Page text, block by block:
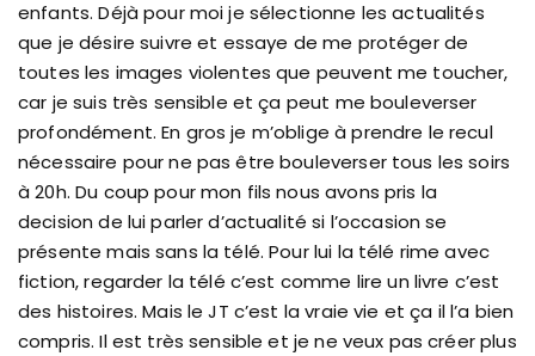
enfants. Déjà pour moi je sélectionne les actualités
que je désire suivre et essaye de me protéger de
toutes les images violentes que peuvent me toucher,
car je suis très sensible et ça peut me bouleverser
profondément. En gros je m’oblige à prendre le recul
nécessaire pour ne pas être bouleverser tous les soirs
à 20h. Du coup pour mon fils nous avons pris la
decision de lui parler d’actualité si l’occasion se
présente mais sans la télé. Pour lui la télé rime avec
fiction, regarder la télé c’est comme lire un livre c’est
des histoires. Mais le JT c’est la vraie vie et ça il l’a bien
compris. Il est très sensible et je ne veux pas créer plus